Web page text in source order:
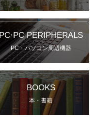
PC·PC PERIPHERALS
PC・パソコン周辺機器
BOOKS
本・書籍